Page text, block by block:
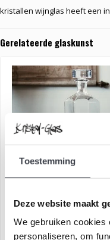
Toestemming
Deze website maakt
We gebruiken cookies
personaliseren, om
kristallen wijnglas heeft een
Gerelateerde glaskunst
glazen
€249,00 €169,00